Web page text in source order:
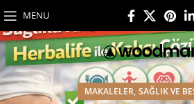
MENU
MAKALELER, SAĞLIK VE